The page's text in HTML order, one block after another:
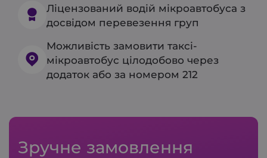
Ліцензований водій мікроавтобуса з
досвідом перевезення груп
Можливість замовити таксі-
мікроавтобус цілодобово через
додаток або за номером 212
Зручне замовлення